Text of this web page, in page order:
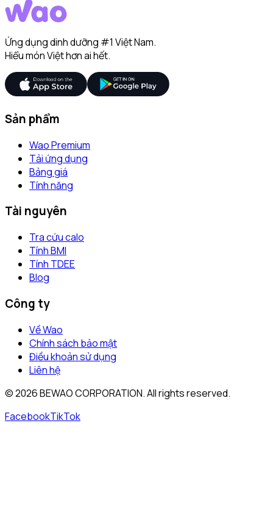
Ứng dụng dinh dưỡng #1 Việt Nam.
Hiểu món Việt hơn ai hết.
Sản phẩm
Wao Premium
Tải ứng dụng
Bảng giá
Tính năng
Tài nguyên
Tra cứu calo
Tính BMI
Tính TDEE
Blog
Công ty
Về Wao
Chính sách bảo mật
Điều khoản sử dụng
Liên hệ
©2026BEWAO CORPORATION. All rights reserved.
FacebookTikTok